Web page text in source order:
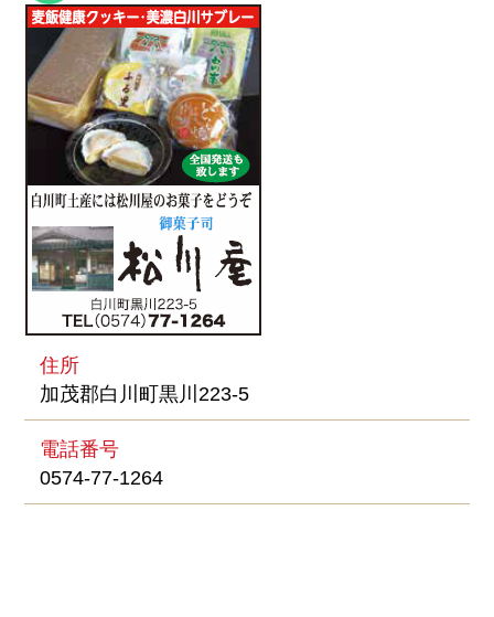
住所
加茂郡白川町黒川223-5
電話番号
0574-77-1264